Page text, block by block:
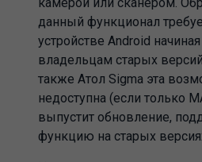
камерой или сканером.
данный функционал
устройстве Android
владельцам старых
также Атол Sigma эта
недоступна (если только
выпустит обновление,
функцию на старых